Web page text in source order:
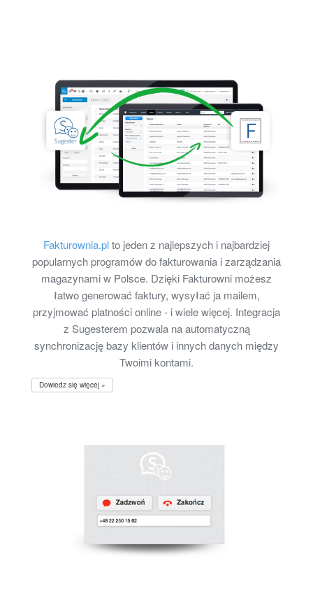
Fakturownia.plto jeden z najlepszych i najbardziej
popularnych programów do fakturowania i zarządzania
magazynami w Polsce. Dzięki Fakturowni możesz
łatwo generować faktury, wysyłać ja mailem,
przyjmować platności online - i wiele więcej. Integracja
z Sugesterem pozwala na automatyczną
synchronizację bazy klientów i innych danych między
Twoimi kontami.
Dowiedz się więcej »